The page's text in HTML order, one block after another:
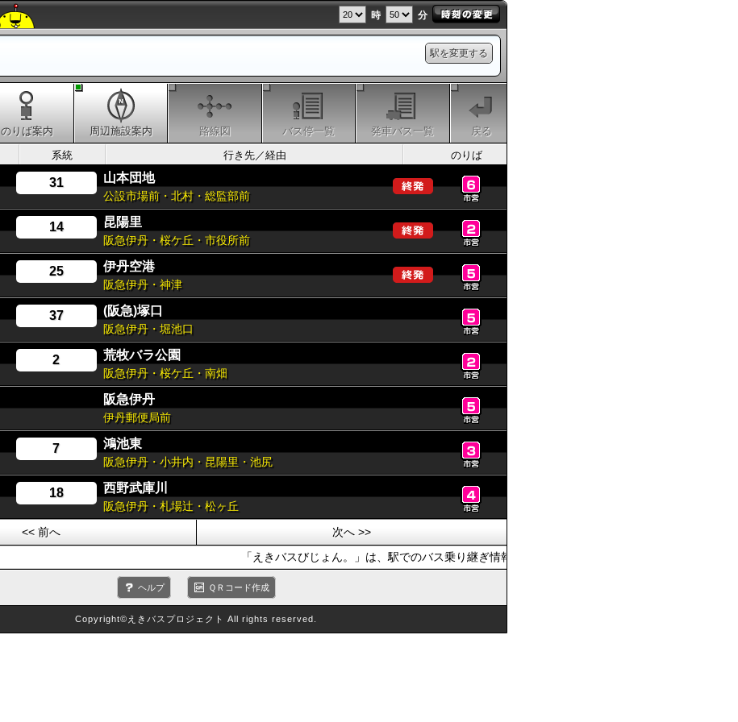
時 分
駅を変更する
のりば案内 周辺施設案内 路線図 バス停一覧 発車バス一覧
戻る
系統 行き先／経由 のりば
31 山本団地
公設市場前・北村・総監部前
14 昆陽里
阪急伊丹・桜ケ丘・市役所前
25 伊丹空港
阪急伊丹・神津
37 (阪急)塚口
阪急伊丹・堀池口
2 荒牧バラ公園
阪急伊丹・桜ケ丘・南畑
阪急伊丹
伊丹郵便局前
7 鴻池東
阪急伊丹・小井内・昆陽里・池尻
18 西野武庫川
阪急伊丹・札場辻・松ヶ丘
<< 前へ
次へ >>
「えきバスびじょん。」は、駅でのバス乗り継ぎ情報を提供しています。おでかけの際は、公共交
ヘルプ ＱＲコード作成
Copyright©えきバスプロジェクト All rights reserved.